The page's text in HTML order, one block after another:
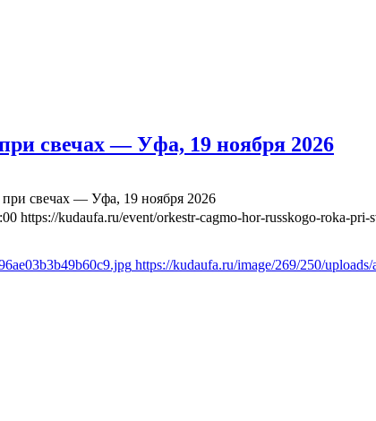
свечах — Уфа, 19 ноября 2026
свечах — Уфа, 19 ноября 2026
https://kudaufa.ru/event/orkestr-cagmo-hor-russkogo-roka-pri-
https://kudaufa.ru/image/269/250/